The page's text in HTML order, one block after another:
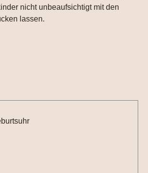
nicht unbeaufsichtigt mit den
lassen.